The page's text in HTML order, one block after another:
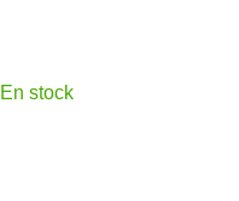
En stock